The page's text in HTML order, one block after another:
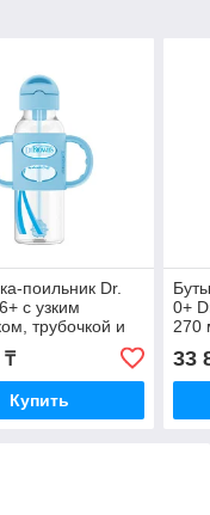
поильник Dr.
с узким
трубочкой и
250 мл, BPA-free
₸
Купить
0+
270
33